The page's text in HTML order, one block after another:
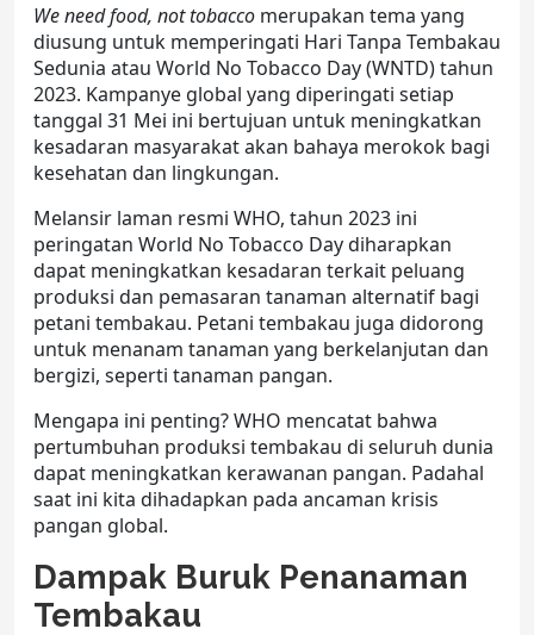
We need food, not tobacco merupakan tema yang
diusung untuk memperingati Hari Tanpa Tembakau
Sedunia atau World No Tobacco Day (WNTD) tahun
2023. Kampanye global yang diperingati setiap
tanggal 31 Mei ini bertujuan untuk meningkatkan
kesadaran masyarakat akan bahaya merokok bagi
kesehatan dan lingkungan.
Melansir laman resmi WHO, tahun 2023 ini
peringatan World No Tobacco Day diharapkan
dapat meningkatkan kesadaran terkait peluang
produksi dan pemasaran tanaman alternatif bagi
petani tembakau. Petani tembakau juga didorong
untuk menanam tanaman yang berkelanjutan dan
bergizi, seperti tanaman pangan.
Mengapa ini penting? WHO mencatat bahwa
pertumbuhan produksi tembakau di seluruh dunia
dapat meningkatkan kerawanan pangan. Padahal
saat ini kita dihadapkan pada ancaman krisis
pangan global.
Dampak Buruk Penanaman
Tembakau